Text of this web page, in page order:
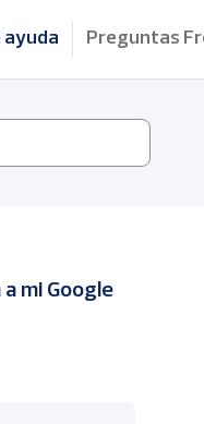
ayuda Preguntas
mi Google